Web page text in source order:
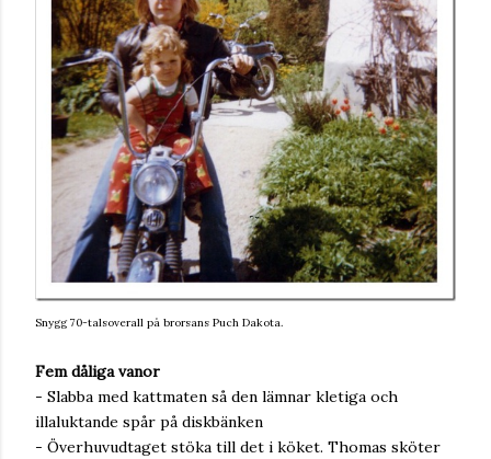
Snygg 70-talsoverall på brorsans Puch Dakota.
Fem dåliga vanor
- Slabba med kattmaten så den lämnar kletiga och
illaluktande spår på diskbänken
- Överhuvudtaget stöka till det i köket. Thomas sköter